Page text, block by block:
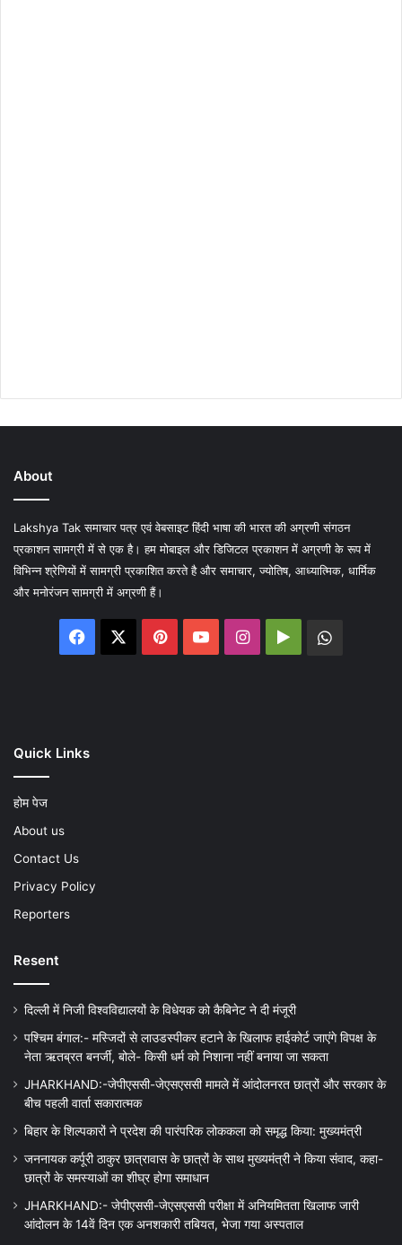
About
Lakshya Tak समाचार पत्र एवं वेबसाइट हिंदी भाषा की भारत की अग्रणी संगठन
प्रकाशन सामग्री में से एक है। हम मोबाइल और डिजिटल प्रकाशन में अग्रणी के रूप में
विभिन्न श्रेणियों में सामग्री प्रकाशित करते है और समाचार, ज्योतिष, आध्यात्मिक, धार्मिक
और मनोरंजन सामग्री में अग्रणी हैं।
Facebook PinterestYouTubeInstagram
Google
Quick Links
होम पेज
About us
Contact Us
Privacy Policy
Reporters
Resent
दिल्ली में निजी विश्वविद्यालयों के विधेयक को कैबिनेट ने दी मंजूरी
पश्चिम बंगाल:- मस्जिदों से लाउडस्पीकर हटाने के खिलाफ हाईकोर्ट जाएंगे विपक्ष के
नेता ऋतब्रत बनर्जी, बोले- किसी धर्म को निशाना नहीं बनाया जा सकता
JHARKHAND:-जेपीएससी-जेएसएससी मामले में आंदोलनरत छात्रों और सरकार के
बीच पहली वार्ता सकारात्मक
बिहार के शिल्पकारों ने प्रदेश की पारंपरिक लोककला को समृद्ध किया: मुख्यमंत्री
जननायक कर्पूरी ठाकुर छात्रावास के छात्रों के साथ मुख्यमंत्री ने किया संवाद, कहा-
छात्रों के समस्याओं का शीघ्र होगा समाधान
JHARKHAND:- जेपीएससी-जेएसएससी परीक्षा में अनियमितता खिलाफ जारी
आंदोलन के 14वें दिन एक अनशकारी तबियत, भेजा गया अस्पताल